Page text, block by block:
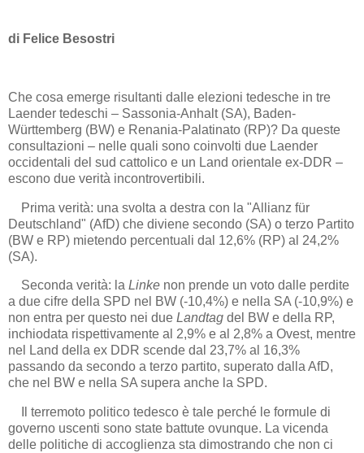
di Felice Besostri
Che cosa emerge risultanti dalle elezioni tedesche in tre
Laender tedeschi – Sassonia-Anhalt (SA), Baden-
Württemberg (BW) e Renania-Palatinato (RP)? Da queste
consultazioni – nelle quali sono coinvolti due Laender
occidentali del sud cattolico e un Land orientale ex-DDR –
escono due verità incontrovertibili.
Prima verità: una svolta a destra con la "Allianz für
Deutschland" (AfD) che diviene secondo (SA) o terzo Partito
(BW e RP) mietendo percentuali dal 12,6% (RP) al 24,2%
(SA).
Seconda verità: la Linke non prende un voto dalle perdite
a due cifre della SPD nel BW (-10,4%) e nella SA (-10,9%) e
non entra per questo nei due Landtag del BW e della RP,
inchiodata rispettivamente al 2,9% e al 2,8% a Ovest, mentre
nel Land della ex DDR scende dal 23,7% al 16,3%
passando da secondo a terzo partito, superato dalla AfD,
che nel BW e nella SA supera anche la SPD.
Il terremoto politico tedesco è tale perché le formule di
governo uscenti sono state battute ovunque. La vicenda
delle politiche di accoglienza sta dimostrando che non ci